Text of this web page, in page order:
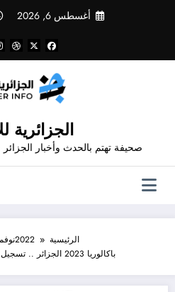
أغسطس 6, 2026
الجزائرية
صحيفة تهتم بالحدث وأخبار
الرئيسية 2022
باكالوريا 2023 الجزائر .. تسجيل المترشحين الاحرار